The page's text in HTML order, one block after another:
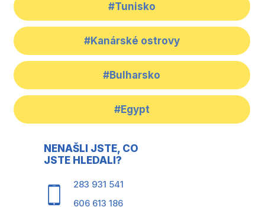
#Tunisko
#Kanárské ostrovy
#Bulharsko
#Egypt
NENAŠLI JSTE, CO
JSTE HLEDALI?
283 931 541
606 613 186